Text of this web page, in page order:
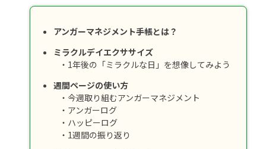
アンガーマネジメント手帳とは？
ミラクルデイエクササイズ
・1年後の「ミラクルな日」を想像してみよう
週間ページの使い方
・今週取り組むアンガーマネジメント
・アンガーログ
・ハッピーログ
・1週間の振り返り